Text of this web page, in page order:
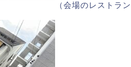
（会場のレストラン